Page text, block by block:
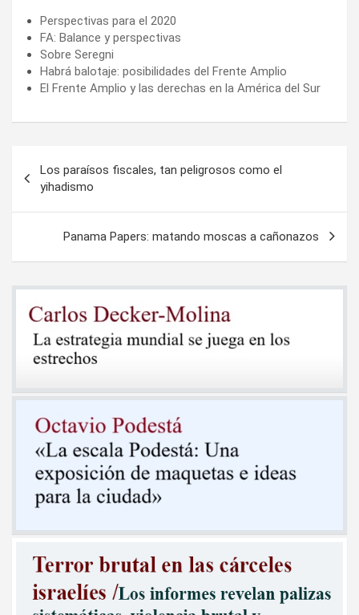
Perspectivas para el 2020
FA: Balance y perspectivas
Sobre Seregni
Habrá balotaje: posibilidades del Frente Amplio
El Frente Amplio y las derechas en la América del Sur
de
entradas
Los paraísos fiscales, tan peligrosos como el
yihadismo
Panama Papers: matando moscas a cañonazos